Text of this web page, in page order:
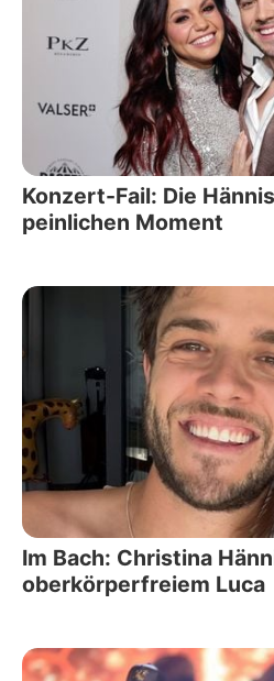
Konzert-Fail: Die
peinlichen Moment
Im Bach: Christina
oberkörperfreiem Luca